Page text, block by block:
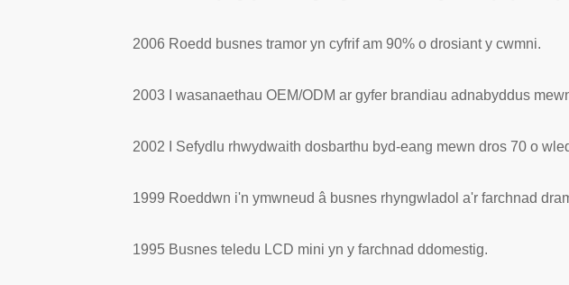
2006 Roedd busnes tramor yn cyfrif am 90% o drosiant y cwmni.
2003 I wasanaethau OEM/ODM ar gyfer brandiau adnabyddus
2002 I Sefydlu rhwydwaith dosbarthu byd-eang mewn dros 70 o
1999 Roeddwn i'n ymwneud â busnes rhyngwladol a'r farchnad
1995 Busnes teledu LCD mini yn y farchnad ddomestig.